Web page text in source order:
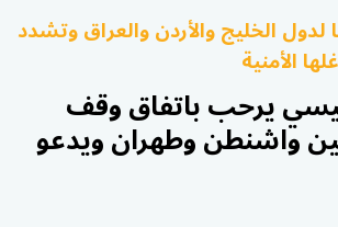
الخليج والأردن والعراق وتشدد
الأمنية
يرحب باتفاق وقف
واشنطن وطهران ويدعو